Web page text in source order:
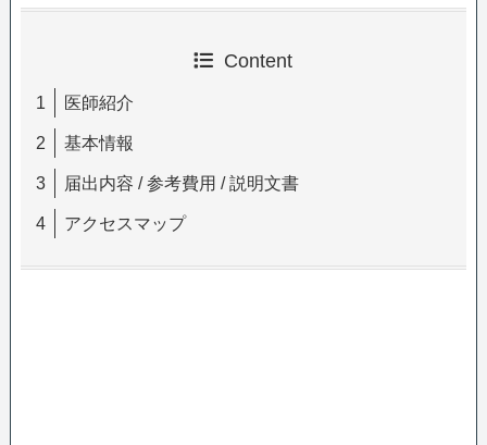
Content
医師紹介
基本情報
届出内容 / 参考費用 / 説明文書
アクセスマップ